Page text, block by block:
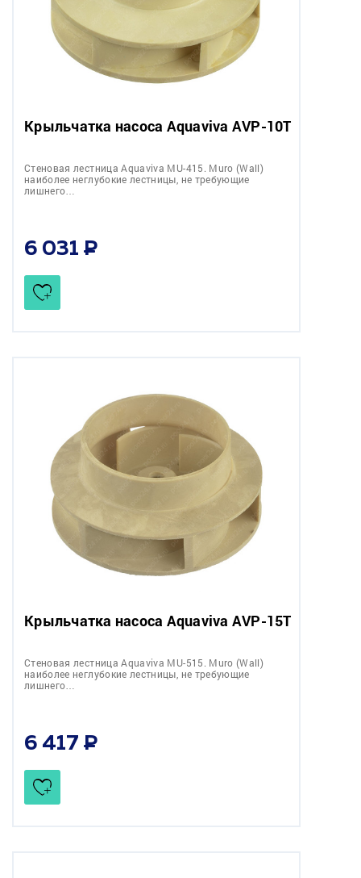
Крыльчатка насоса Aquaviva AVP-10T
Стеновая лестница Aquaviva MU-415. Muro (Wall)
наиболее неглубокие лестницы, не требующие
лишнего…
6 031
Крыльчатка насоса Aquaviva AVP-15T
Стеновая лестница Aquaviva MU-515. Muro (Wall)
наиболее неглубокие лестницы, не требующие
лишнего…
6 417